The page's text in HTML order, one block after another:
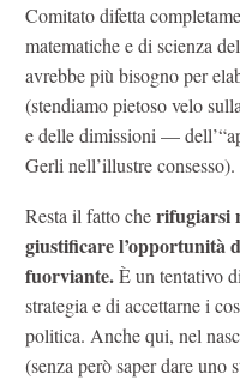
Comitato difetta
matematiche e di scienza
avrebbe più bisogno per
(stendiamo pietoso velo
e delle dimissioni —
Gerli nell’illustre consesso).
Resta il fatto cherifugiarsi
giustificare l’opportunità
fuorviante.È un tentativo
strategia e di accettarne i
politica. Anche qui, nel
(senza però saper dare uno